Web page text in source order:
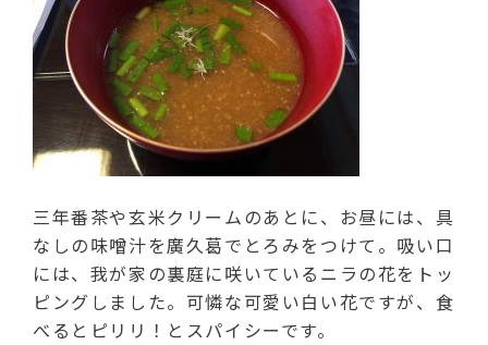
三年番茶や玄米クリームのあとに、お昼には、具
なしの味噌汁を廣久葛でとろみをつけて。吸い口
には、我が家の裏庭に咲いているニラの花をトッ
ピングしました。可憐な可愛い白い花ですが、食
べるとピリリ！とスパイシーです。